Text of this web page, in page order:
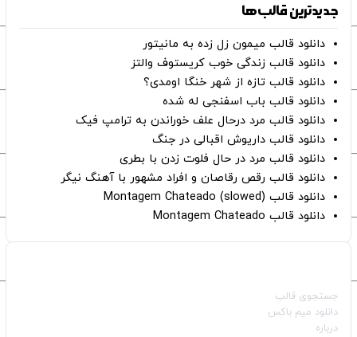
جدیدترین قالب‌ها
دانلود قالب میمون زل زده به مانیتور
دانلود قالب زندگی خوب کریستوف والتز
دانلود قالب تازه از شهر خنگا اومدی؟
دانلود قالب باب اسفنجی له شده
دانلود قالب مرد درحال علف خوراندن به ترامپ فیک
دانلود قالب داریوش اقبالی در جنگ
دانلود قالب مرد در حال فلوت زدن با بطری
دانلود قالب رقص رقاصان و افراد مشهور با آهنگ نیگر
دانلود قالب Montagem Chateado (slowed)
دانلود قالب Montagem Chateado
جستجوی قالب
دانلود میم باکس
درباره